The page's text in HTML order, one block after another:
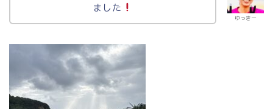
ゆっきー
ました